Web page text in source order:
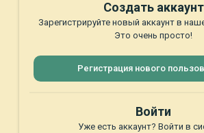
Создать аккаунт
Зарегистрируйте новый аккаунт в
Это очень просто!
Регистрация нового
Войти
Уже есть аккаунт? Войти в